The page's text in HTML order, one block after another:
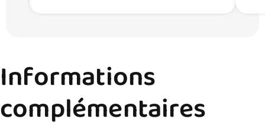
Informations
complémentaires